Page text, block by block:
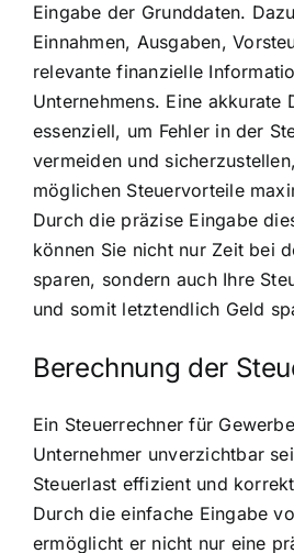
Eingabe der Grunddaten.
Einnahmen, Ausgaben,
relevante finanzielle
Unternehmens. Eine akkurate
essenziell, um Fehler in der
vermeiden und
möglichen Steuervorteile
Durch die präzise Eingabe
können Sie nicht nur Zeit bei
sparen, sondern auch Ihre
und somit letztendlich Geld
Berechnung der
Ein Steuerrechner für
Unternehmer unverzichtbar
Steuerlast effizient und
Durch die einfache Eingabe
ermöglicht er nicht nur eine